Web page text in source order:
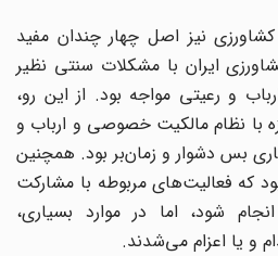
نیز اصل چهار چندان مفید
ایران با مشکلات سنتی نظیر
و رعیتی مواجه بود. از این رو،
با نظام مالکیت خصوصی و ارباب و
بس دشوار و زمان‌بر بود. همچنین
که فعالیت‌‌های مربوطه با مشارکت
شود، اما در موارد بسیاری،
و یا اعزام می‌‌شدند.